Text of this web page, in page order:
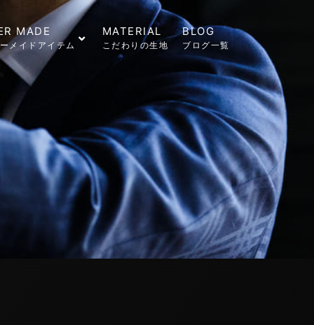
MADE
メイドアイテム
MATERIAL
こだわりの生地
BLOG
ブログ一覧